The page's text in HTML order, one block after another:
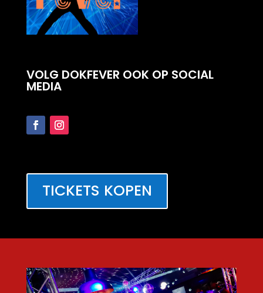
VOLG DOKFEVER OOK OP SOCIAL
MEDIA
TICKETS KOPEN